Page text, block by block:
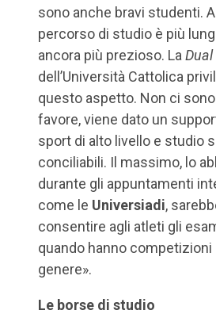
sono anche bravi studenti.
percorso di studio è più
ancora più prezioso. La Dual
dell’Università Cattolica
questo aspetto. Non ci
favore, viene dato un
sport di alto livello e studio
conciliabili. Il massimo, lo
durante gli appuntamenti
come le Universiadi,
consentire agli atleti gli
quando hanno
genere».
Le borse di studio